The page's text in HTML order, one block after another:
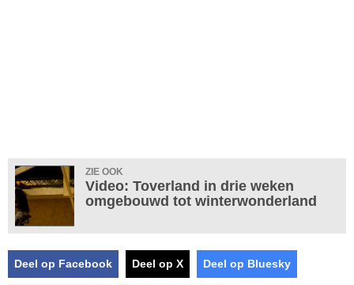
ZIE OOK
Video: Toverland in drie weken
omgebouwd tot winterwonderland
Deel op Facebook Deel op X Deel op Bluesky